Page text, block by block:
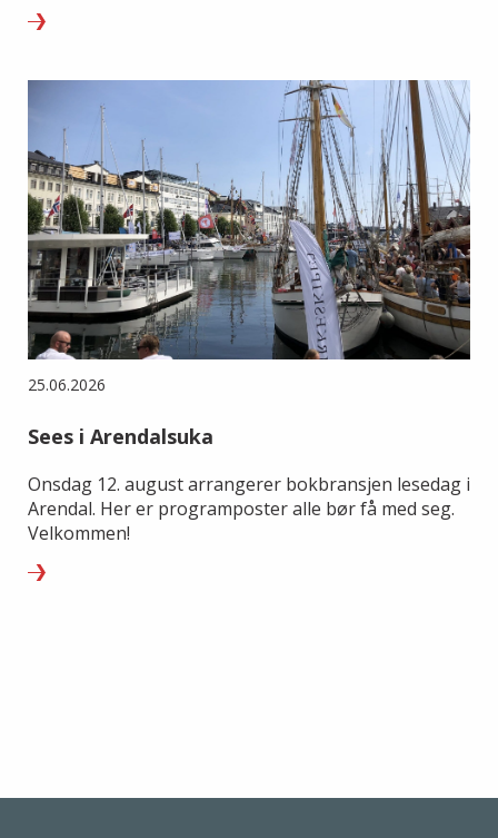
25.06.2026
Sees i Arendalsuka
Onsdag 12. august arrangerer bokbransjen lesedag i
Arendal. Her er programposter alle bør få med seg.
Velkommen!